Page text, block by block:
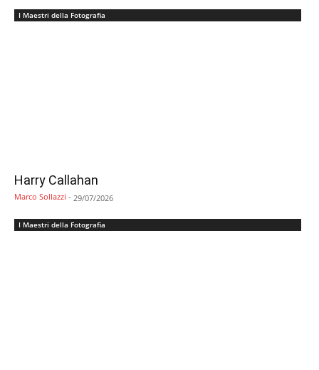
I Maestri della Fotografia
Harry Callahan
Marco Sollazzi - 29/07/2026
I Maestri della Fotografia